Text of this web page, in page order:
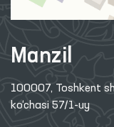
Manzil
100007, Toshkent
ko‘chasi 57/1-uy